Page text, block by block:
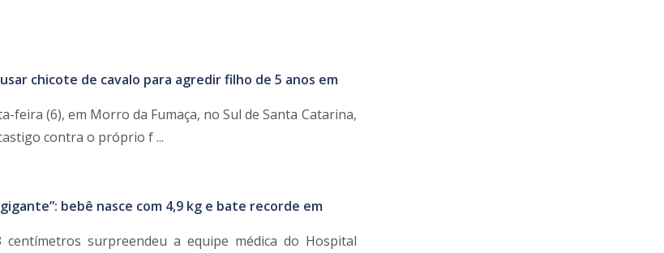
chicote de cavalo para agredir filho de 5 anos em
feira (6), em Morro da Fumaça, no Sul de Santa Catarina,
contra o próprio f ...
bebê nasce com 4,9 kg e bate recorde em
surpreendeu a equipe médica do Hospital